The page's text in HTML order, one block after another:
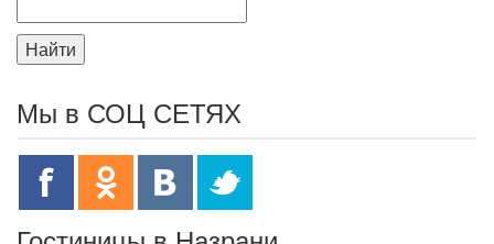
Найти
Мы в СОЦ СЕТЯХ